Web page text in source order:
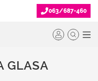
063/687-460
GLASA